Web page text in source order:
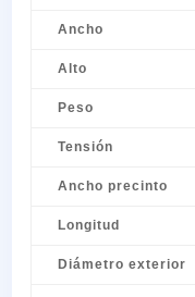
Ancho
Alto
Peso
Tensión
Ancho precinto
Longitud
Diámetro exterior